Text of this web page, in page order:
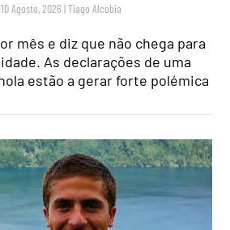
Agosto, 2026 |Tiago Alcobia
mês e diz que não chega para
As declarações de uma
estão a gerar forte polémica